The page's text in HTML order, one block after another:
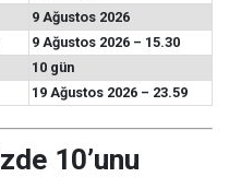
9 Ağustos 2026
9 Ağustos 2026 – 15.30
10 gün
19 Ağustos 2026 – 23.59
10’unu